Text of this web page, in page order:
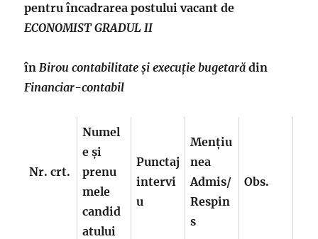
pentru încadrarea postului vacant de
ECONOMIST GRADUL II
în Birou contabilitate și execuție bugetarădin
Financiar-contabil
Nr. crt.
Numel
e și
prenu
mele
candid
atului
Punctaj
intervi
u
Menţiu
nea
Admis/
Respin
s
Obs.